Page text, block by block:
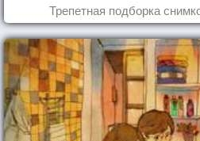
Трепетная подборка